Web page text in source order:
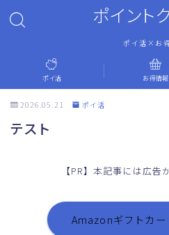
ポイント
ポイ活×お
ポイ活
お問い合わせ
ポイ活 お得情報
2026.05.21 ポイ活
テスト
【PR】本記事には広告
Amazonギフトカー